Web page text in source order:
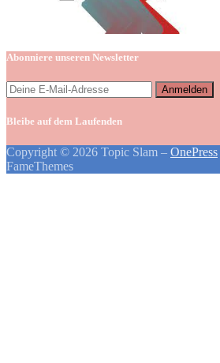
Abonniere unseren Newsletter
Bleibe auf dem Laufenden
Copyright © 2026 Topic Slam – OnePress
FameThemes